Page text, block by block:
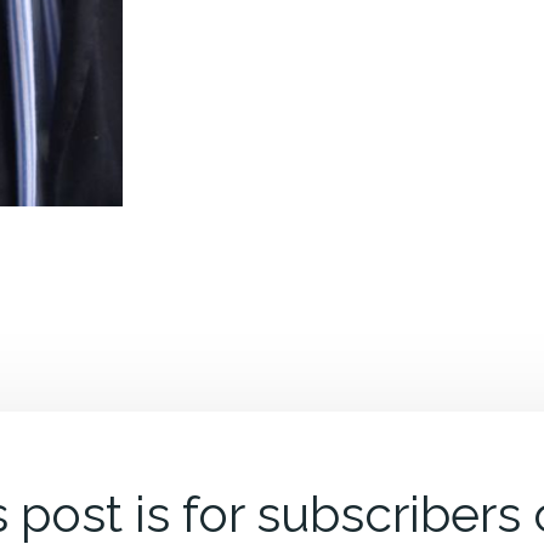
post is for subscribers